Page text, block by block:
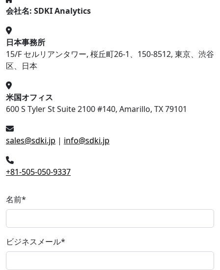
会社名: SDKI Analytics
日本事務所
15/F セルリアンタワー, 桜丘町26-1、150-8512, 東京、渋谷
区、日本
米国オフィス
600 S Tyler St Suite 2100 #140, Amarillo, TX 79101
sales@sdki.jp | info@sdki.jp
+81-505-050-9337
名前*
ビジネスメール*